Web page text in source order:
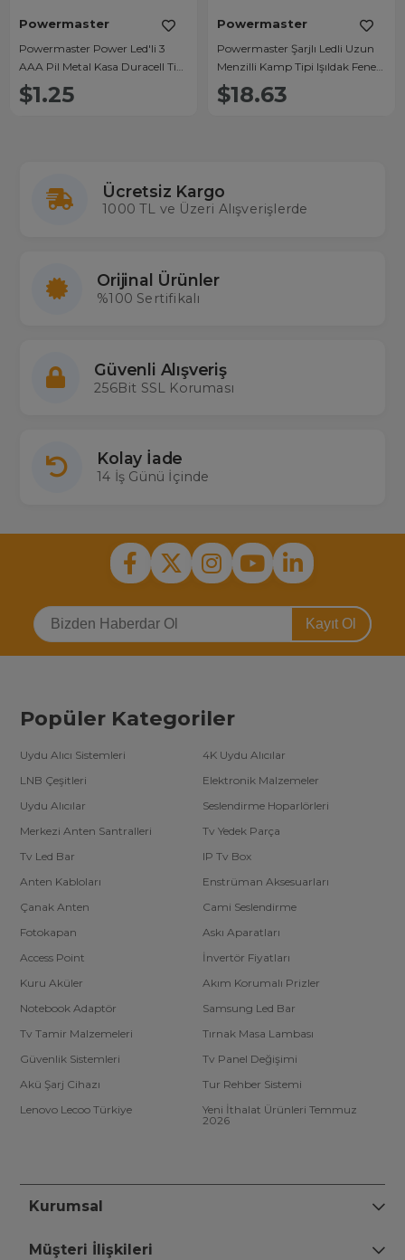
Powermaster
Powermaster Power Led'li 3
AAA Pil Metal Kasa Duracell Tip
Fener (Tekli)
$1.25
Powermaster
Powermaster Şarjlı Ledli Uzun
Menzilli Kamp Tipi Işıldak Fener
JS-881A
$18.63
Ücretsiz Kargo
1000 TL ve Üzeri Alışverişlerde
Orijinal Ürünler
%100 Sertifikalı
Güvenli Alışveriş
256Bit SSL Koruması
Kolay İade
14 İş Günü İçinde
Kayıt Ol
Popüler Kategoriler
Uydu Alıcı Sistemleri
4K Uydu Alıcılar
LNB Çeşitleri
Elektronik Malzemeler
Uydu Alıcılar
Seslendirme Hoparlörleri
Merkezi Anten Santralleri
Tv Yedek Parça
Tv Led Bar
IP Tv Box
Anten Kabloları
Enstrüman Aksesuarları
Çanak Anten
Cami Seslendirme
Fotokapan
Askı Aparatları
Access Point
İnvertör Fiyatları
Kuru Aküler
Akım Korumalı Prizler
Notebook Adaptör
Samsung Led Bar
Tv Tamir Malzemeleri
Tırnak Masa Lambası
Güvenlik Sistemleri
Tv Panel Değişimi
Akü Şarj Cihazı
Tur Rehber Sistemi
Lenovo Lecoo Türkiye
Yeni İthalat Ürünleri Temmuz
2026
Kurumsal
Müşteri İlişkileri